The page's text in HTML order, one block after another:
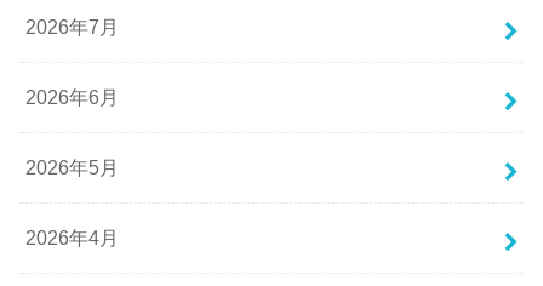
2026年7月
2026年6月
2026年5月
2026年4月